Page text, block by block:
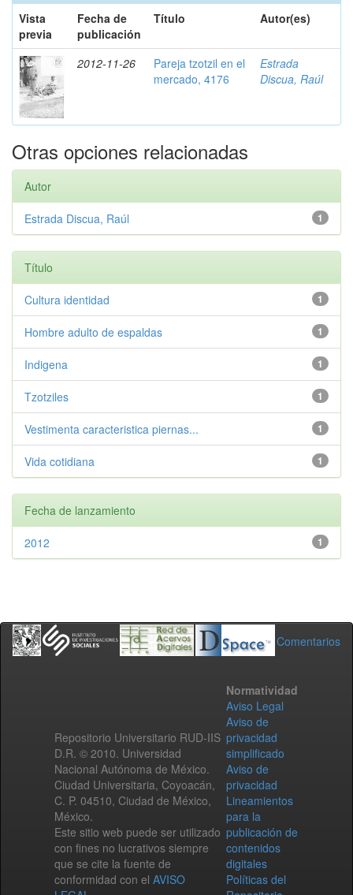
Vista
previa
Fecha de
publicación
Título Autor(es)
2012-11-26
Pareja tzotzil en el
mercado, 4176
Estrada
Discua, Raúl
Otras opciones relacionadas
Autor
1
Estrada Discua, Raúl
Título
1
Cultura identidad
1
Hombre adulto de espaldas
1
Indigena
1
Tzotziles
1
Vestimenta caracteristica piernas...
1
Vida cotidiana
Fecha de lanzamiento
1
2012
Comentarios
Repositorio Universitario RUD-IIS
D.R. © 2010. Universidad
Nacional Autónoma de México.
Ciudad Universitaria, Coyoacán,
C. P. 04510, Ciudad de México,
México.
Este sitio web puede ser utilizado
con fines no lucrativos siempre
que se cite la fuente de
conformidad con el AVISO
Normatividad
Aviso Legal
Aviso de
privacidad
simplificado
Aviso de
privacidad
Lineamientos
para la
publicación de
contenidos
digitales
Políticas del